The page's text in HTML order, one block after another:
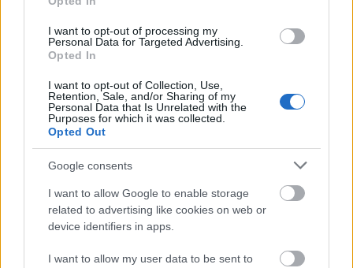
I want to opt-out of processing my
Personal Data for Targeted Advertising.
Opted In
I want to opt-out of Collection, Use,
Retention, Sale, and/or Sharing of my
Personal Data that Is Unrelated with the
Purposes for which it was collected.
Opted Out
Google consents
I want to allow Google to enable storage
related to advertising like cookies on web or
device identifiers in apps.
I want to allow my user data to be sent to
Η προθεσμία υποβολής των ηλεκτρονικών
αιτήσεων λήγει τηνΔευτέρα, 22 Ιουνίου
ώρα 14:00, ύστερα από παράταση που έδωσε το
Ολόκληρο το ΦΕΚτης 2ΓΒ/2026 του ΑΣΕΠ
Το ΦΕΚτης 2ΓΒ/2026 με ορισμένες αλλαγές
Δείτε το 2ο ΦΕΚ με τις αλλαγές